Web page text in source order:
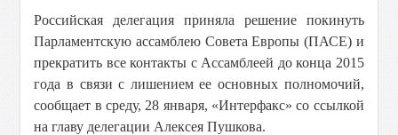
Российская делегация приняла решение покинуть
Парламентскую ассамблею Совета Европы (ПАСЕ) и
прекратить все контакты с Ассамблеей до конца 2015
года в связи с лишением ее основных полномочий,
сообщает в среду, 28 января, «Интерфакс» со ссылкой
на главу делегации Алексея Пушкова.